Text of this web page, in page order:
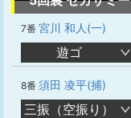
7番 宮川 和人(一)
遊ゴ
8番 須田 凌平(捕)
三振（空振り）